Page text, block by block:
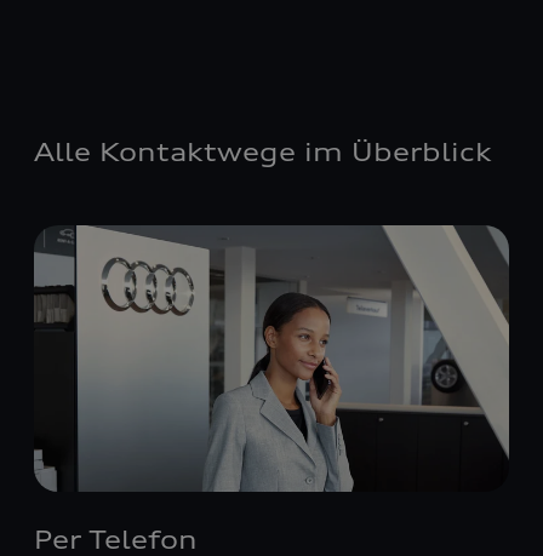
Alle Kontaktwege im Überblick
Per Telefon